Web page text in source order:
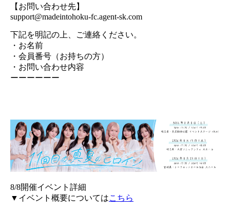
【お問い合わせ先】
support@madeintohoku-fc.agent-sk.com
下記を明記の上、ご連絡ください。
・お名前
・会員番号（お持ちの方）
・お問い合わせ内容
ーーーーーー
8/8開催イベント詳細
▼イベント概要についてはこちら